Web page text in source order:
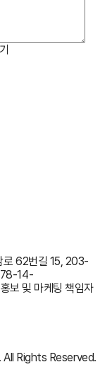
로 62번길 15, 203-
14-
보 및 마케팅 책임자
Rights Reserved.